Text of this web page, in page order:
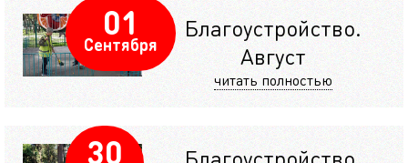
01
Сентября
Благоустройство.
Август
читать полностью
30